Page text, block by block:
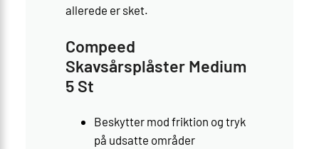
allerede er sket.
Compeed
Skavsårsplåster Medium
5 St
Beskytter mod friktion og tryk
på udsatte områder